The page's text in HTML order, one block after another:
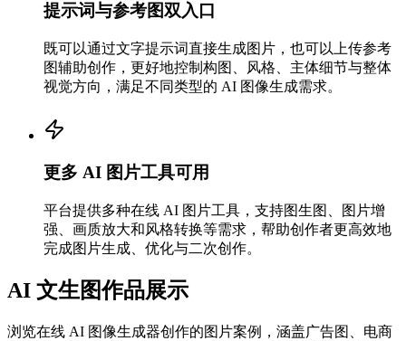
提示词与参考图双入口
既可以通过文字提示词直接生成图片，也可以上传参考
图辅助创作，更好地控制构图、风格、主体细节与整体
视觉方向，满足不同类型的 AI 图像生成需求。
更多 AI 图片工具可用
平台提供多种在线 AI 图片工具，支持图生图、图片增
强、画质放大和风格转换等需求，帮助创作者更高效地
完成图片生成、优化与二次创作。
AI 文生图作品展示
浏览在线 AI 图像生成器创作的图片案例，涵盖广告图、电商